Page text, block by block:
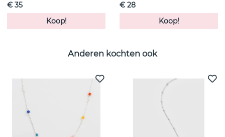
€ 35
Koop!
€ 28
Koop!
Anderen kochten ook